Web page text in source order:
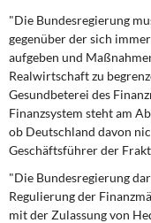
Institut
Rosa-
Über mich
"Die Bundesregierung
gegenüber der sich
aufgeben und
Realwirtschaft zu
Gesundbeterei des
Finanzsystem steht am
ob Deutschland davon
Geschäftsführer der
"Die Bundesregierung
Regulierung der
mit der Zulassung von